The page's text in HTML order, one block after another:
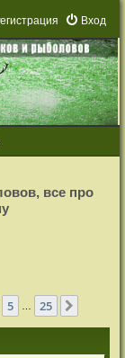
Вход
егистрация
все про
25
5 25